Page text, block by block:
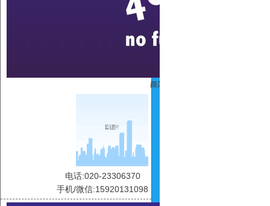
颜莲
电话:020-23306370
手机/微信:15920131098